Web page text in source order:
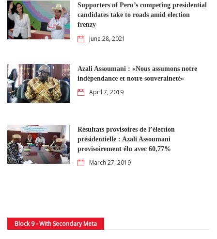
Supporters of Peru’s competing presidential
candidates take to roads amid election
frenzy
June 28, 2021
Azali Assoumani : «Nous assumons notre
indépendance et notre souveraineté»
April 7, 2019
Résultats provisoires de l’élection
présidentielle : Azali Assoumani
provisoirement élu avec 60,77%
March 27, 2019
Block 9 - With Secondary Meta